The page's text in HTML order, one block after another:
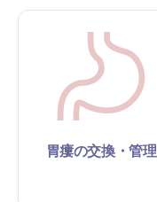
胃瘻の交換・管理